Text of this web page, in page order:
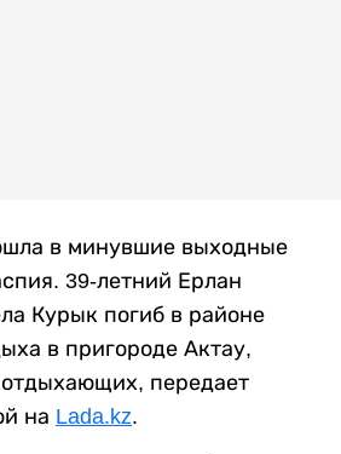
в минувшие выходные
39-летний Ерлан
Курык погиб в районе
в пригороде Актау,
передает
на Lada.kz.